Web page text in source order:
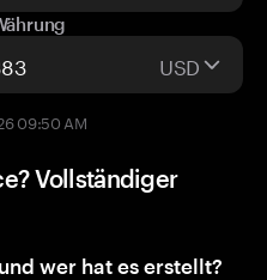
USD
09:50 AM
Vollständiger
wer hat es erstellt?